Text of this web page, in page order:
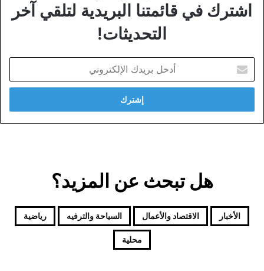
اشترك في قائمتنا البريدية لتلقي آخر
التحديثات!
بريدك
الإلكتروني
هل تبحث عن المزيد؟
الأخبار الاقتصاد والأعمال السياحة والترفيه رياضية
محلية